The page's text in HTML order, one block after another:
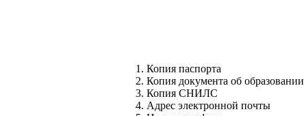
Копия паспорта
Копия документа об образовании
Копия СНИЛС
Адрес электронной почты